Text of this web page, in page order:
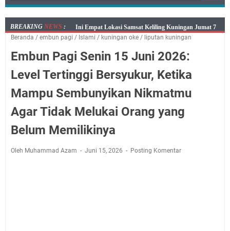
BREAKING NEWS :
Jumat 7 Agustus 2026 Mobil SIM Keliling Ada di
Kecamatan Sindangagung
Embun Pagi Jumat 8 Agustus 2026: Jika Keberkahan
Kelaparan Meskipun Memiliki Sekarung Penuh Uang
Salat Lima Waktu itu Bukan Cuma Kewajiban, Tapi
Jadwal Salat Wilayah Kuningan Jumat 7 Agustus 2026
Nobar Final Piala Presiden 2026 Bersama Kebo Bule
Warga Mulai Kesulitan Air Bersih Akibat Kekeringan,
Beranda / embun pagi / Islami / kuningan oke / liputan kuningan
Embun Pagi Senin 15 Juni 2026:
Level Tertinggi Bersyukur, Ketika
Mampu Sembunyikan Nikmatmu
Agar Tidak Melukai Orang yang
Belum Memilikinya
Oleh Muhammad Azam Juni 15, 2026 Posting Komentar